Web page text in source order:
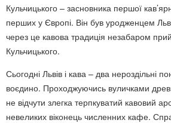
Кульчицького – засновника першої
перших у Європі. Він був уродженцем
через це кавова традиція незабаром
Кульчицького.
Сьогодні Львів і кава – два нероздільні
воєдино. Проходжуючись вуличками
не відчути злегка терпкуватий кавовий
невеликих віконець численних кафе.